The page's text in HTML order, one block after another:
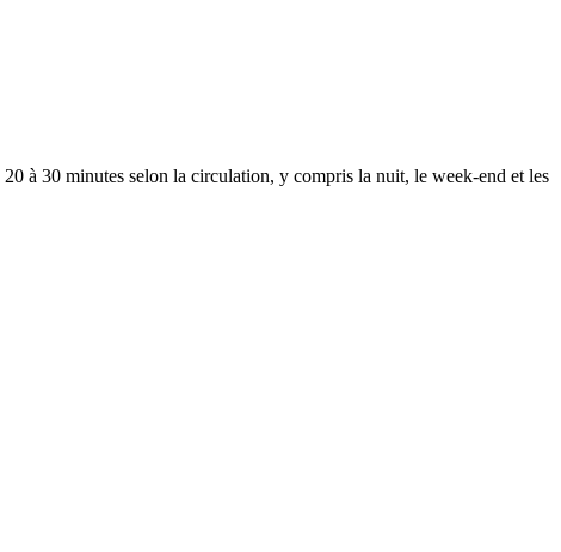
20 à 30 minutes selon la circulation, y compris la nuit, le week-end et les